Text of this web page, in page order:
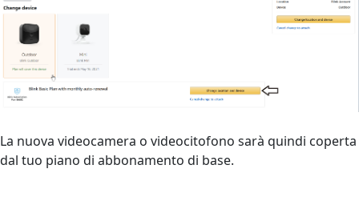
La nuova videocamera o videocitofono sarà quindi coperta
dal tuo piano di abbonamento di base.